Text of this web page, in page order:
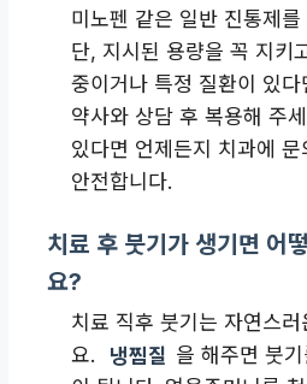
미노펜 같은 일반 진통제
단, 지시된 용량을 꼭 지키
중이거나 특정 질환이 있
약사와 상담 후 복용해 주
있다면 언제든지 치과에
안전합니다.
치료 후 붓기가 생기면 어
요?
치료 직후 붓기는 자연스러
요.
냉찜질 을 해주면 붓